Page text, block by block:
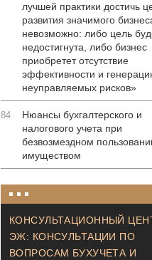
лучшей практики достичь
развития значимого
невозможно: либо цель
недостигнута, либо бизнес
приобретет отсутствие
эффективности и
неуправляемых рисков»
84
Нюансы бухгалтерского и
налогового учета при
безвозмездном
имуществом
КОНСУЛЬТАЦИОННЫЙ
ЭЖ: КОНСУЛЬТАЦИИ ПО
ВОПРОСАМ БУХУЧЕТА И